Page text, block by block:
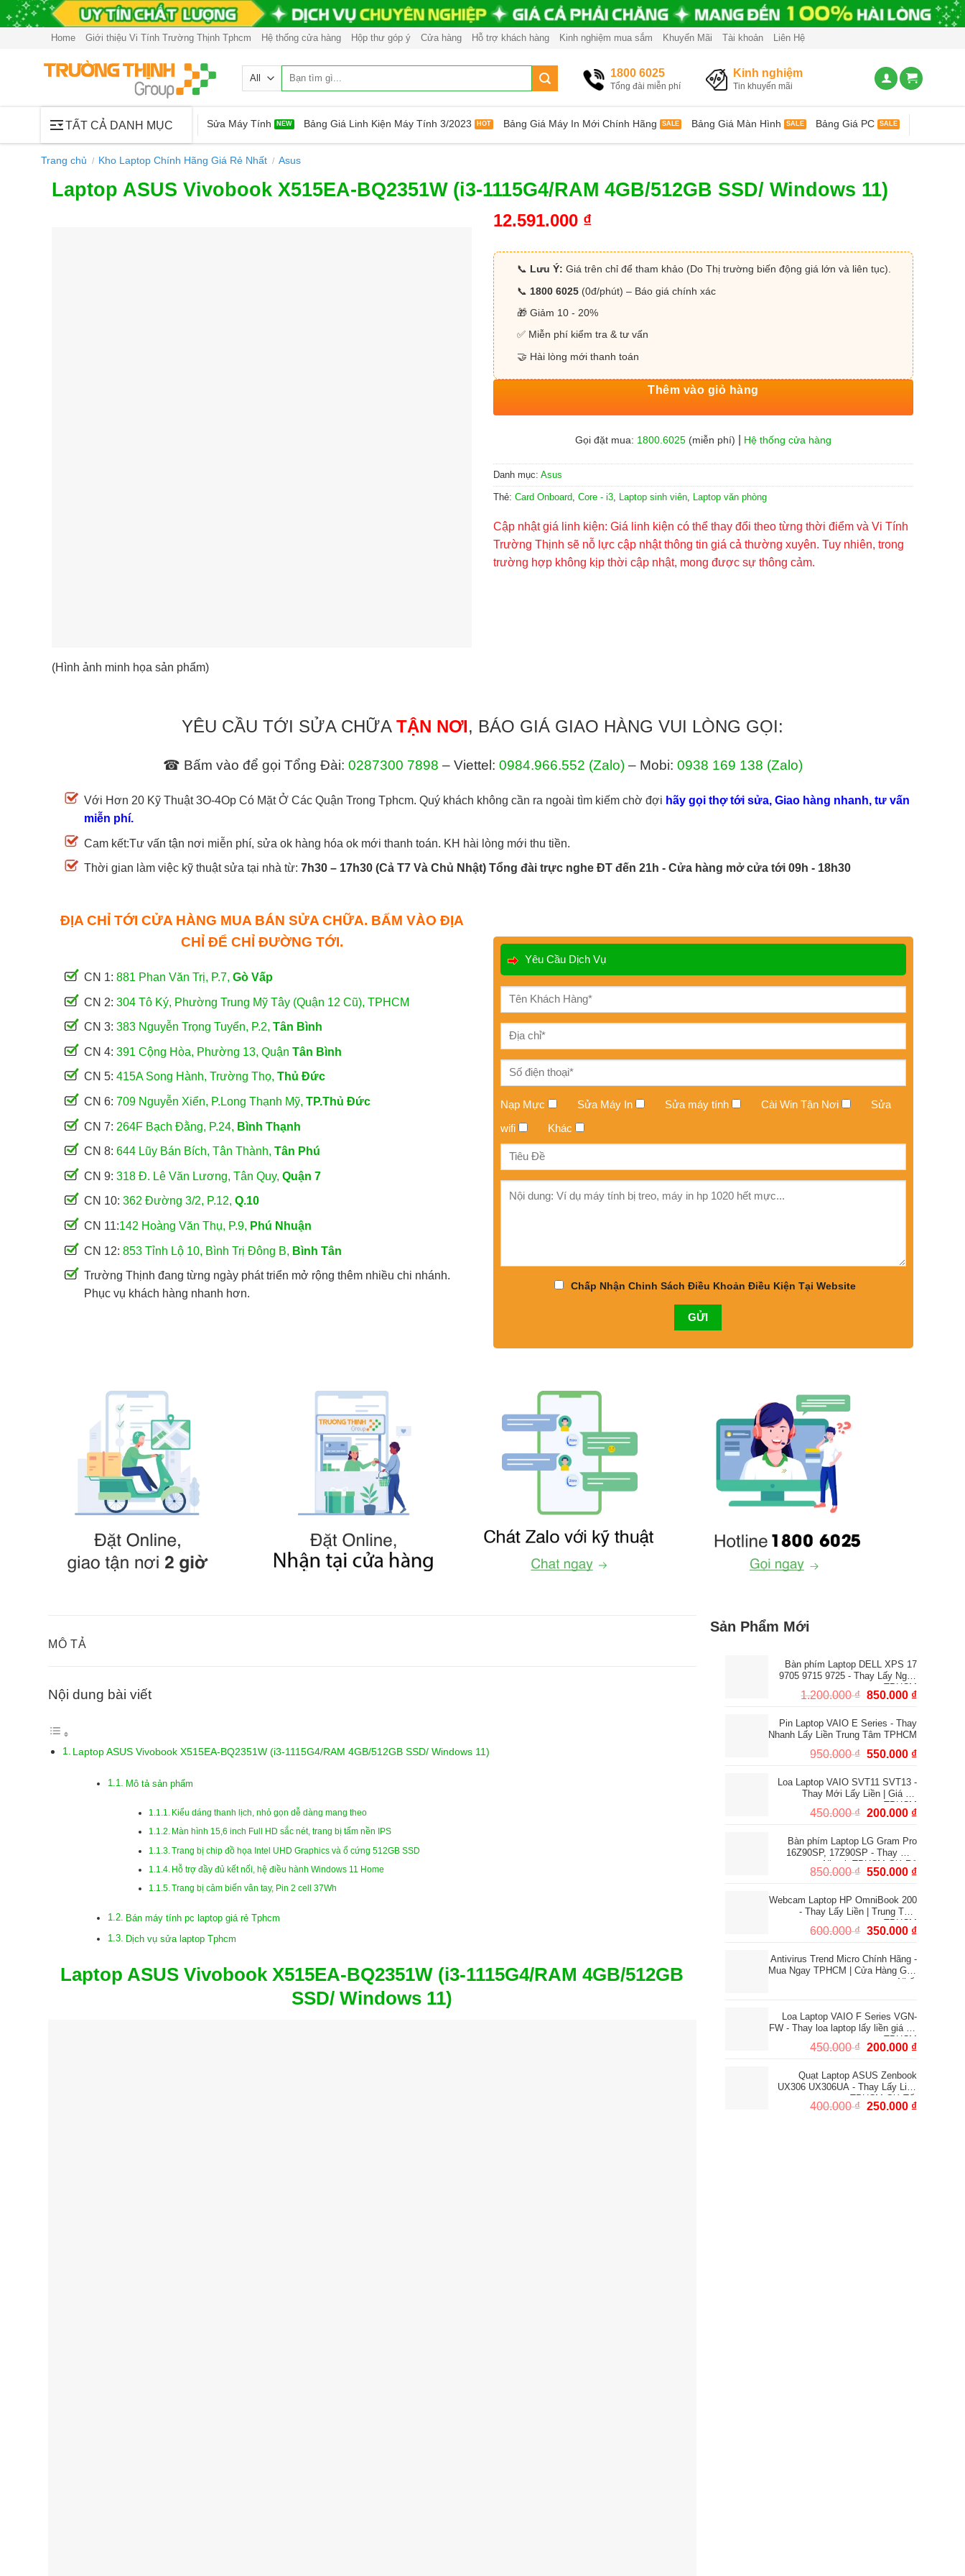
Skip
to
Home Giới thiệu Vi Tính Trường Thịnh Tphcm Hệ thống cửa hàng Hộp thư góp ý Cửa hàng Hỗ trợ khách hàng Kinh nghiệm mua sắm Khuyến Mãi Tài khoản Liên Hệ
kiếm:
1800 6025
Tổng đài miễn phí
Kinh nghiệm
Tin khuyến mãi
TẤT CẢ DANH MỤC Sửa Máy Tính Bảng Giá Linh Kiện Máy Tính 3/2023 Bảng Giá Máy In Mới Chính Hãng Bảng Giá Màn Hình Bảng Giá PC
Trang chủ / Kho Laptop Chính Hãng Giá Rẻ Nhất / Asus
Laptop ASUS Vivobook X515EA-BQ2351W (i3-1115G4/RAM 4GB/512GB SSD/ Windows 11)
(Hình ảnh minh họa sản phẩm)
12.591.000 ₫
📞 Lưu Ý: Giá trên chỉ để tham khảo (Do Thị trường biến động giá lớn và liên tục).
📞 1800 6025 (0đ/phút) – Báo giá chính xác
🎁 Giảm 10 - 20%
✅ Miễn phí kiểm tra & tư vấn
🤝 Hài lòng mới thanh toán
Thêm vào giỏ hàng
Gọi đặt mua: 1800.6025 (miễn phí) Hệ thống cửa hàng
Danh mục: Asus
Thẻ: Card Onboard Core - i3 Laptop sinh viên Laptop văn phòng
Cập nhật giá linh kiện: Giá linh kiện có thể thay đổi theo từng thời điểm và Vi Tính
Trường Thịnh sẽ nỗ lực cập nhật thông tin giá cả thường xuyên. Tuy nhiên, trong
trường hợp không kịp thời cập nhật, mong được sự thông cảm.
YÊU CẦU TỚI SỬA CHỮA TẬN NƠI, BÁO GIÁ GIAO HÀNG VUI LÒNG GỌI:
☎ Bấm vào để gọi Tổng Đài: 0287300 7898 – Viettel: 0984.966.552 (Zalo)– Mobi: 0938 169 138 (Zalo)
Với Hơn 20 Kỹ Thuật 3O-4Op Có Mặt Ở Các Quận Trong Tphcm. Quý khách không cần ra ngoài tìm kiếm chờ đợi hãy gọi thợ tới sửa, Giao hàng nhanh, tư vấn
miễn phí.
Cam kết:Tư vấn tận nơi miễn phí, sửa ok hàng hóa ok mới thanh toán. KH hài lòng mới thu tiền.
Thời gian làm việc kỹ thuật sửa tại nhà từ: 7h30 – 17h30 (Cả T7 Và Chủ Nhật) Tổng đài trực nghe ĐT đến 21h - Cửa hàng mở cửa tới 09h - 18h30
ĐỊA CHỈ TỚI CỬA HÀNG MUA BÁN SỬA CHỮA. BẤM VÀO ĐỊA
CHỈ ĐỂ CHỈ ĐƯỜNG TỚI.
CN 1: 881 Phan Văn Trị, P.7, Gò Vấp
CN 2: 304 Tô Ký, Phường Trung Mỹ Tây (Quận 12 Cũ), TPHCM
CN 3: 383 Nguyễn Trọng Tuyển, P.2, Tân Bình
CN 4: 391 Cộng Hòa, Phường 13, Quận Tân Bình
CN 5: 415A Song Hành, Trường Thọ, Thủ Đức
CN 6: 709 Nguyễn Xiển, P.Long Thạnh Mỹ, TP.Thủ Đức
CN 7: 264F Bạch Đằng, P.24, Bình Thạnh
CN 8: 644 Lũy Bán Bích, Tân Thành, Tân Phú
CN 9: 318 Đ. Lê Văn Lương, Tân Quy, Quận 7
CN 10: 362 Đường 3/2, P.12, Q.10
CN 11:142 Hoàng Văn Thụ, P.9, Phú Nhuận
CN 12: 853 Tỉnh Lộ 10, Bình Trị Đông B, Bình Tân
Trường Thịnh đang từng ngày phát triển mở rộng thêm nhiều chi nhánh.
Phục vụ khách hàng nhanh hơn.
Yêu Cầu Dịch Vụ
Nạp Mực Sửa Máy In Sửa máy tính Cài Win Tận Nơi
Sửa
wifi
Khác
Chấp Nhận Chinh Sách Điều Khoản Điều Kiện Tại Website
MÔ TẢ
Nội dung bài viết
Laptop ASUS Vivobook X515EA-BQ2351W (i3-1115G4/RAM 4GB/512GB SSD/ Windows 11)
Mô tả sản phẩm
Kiểu dáng thanh lịch, nhỏ gọn dễ dàng mang theo
Màn hình 15,6 inch Full HD sắc nét, trang bị tấm nền IPS
Trang bị chip đồ họa Intel UHD Graphics và ổ cứng 512GB SSD
Hỗ trợ đầy đủ kết nối, hệ điều hành Windows 11 Home
Trang bị cảm biến vân tay, Pin 2 cell 37Wh
Bán máy tính pc laptop giá rẻ Tphcm
Dịch vụ sửa laptop Tphcm
Laptop ASUS Vivobook X515EA-BQ2351W (i3-1115G4/RAM 4GB/512GB
SSD/ Windows 11)
Sản Phẩm Mới
Bàn phím Laptop DELL XPS 17
9705 9715 9725 - Thay Lấy Ngay
TPHCM
1.200.000₫ Giá
là:
1.200.000 ₫.
850.000 ₫Giá
tại
850.000
Pin Laptop VAIO E Series - Thay
Nhanh Lấy Liền Trung Tâm TPHCM
950.000₫ Giá
là:
950.000 ₫.
550.000 ₫Giá
tại
550.000
Loa Laptop VAIO SVT11 SVT13 -
Thay Mới Lấy Liền | Giá Rẻ
TPHCM
450.000₫ Giá
là:
450.000 ₫.
200.000 ₫Giá
tại
200.000
Bàn phím Laptop LG Gram Pro
16Z90SP, 17Z90SP - Thay Mới
Nhanh TPHCM Giá Rẻ
850.000₫ Giá
là:
850.000 ₫.
550.000 ₫Giá
tại
550.000
Webcam Laptop HP OmniBook 200
- Thay Lấy Liền | Trung Tâm
TPHCM
600.000₫ Giá
là:
600.000 ₫.
350.000 ₫Giá
tại
Antivirus Trend Micro Chính Hãng -
Mua Ngay TPHCM | Cửa Hàng Gần
Nhất
Loa Laptop VAIO F Series VGN-
FW - Thay loa laptop lấy liền giá tốt
TPHCM
450.000₫ Giá
là:
450.000 ₫.
200.000 ₫Giá
tại
200.000
Quạt Laptop ASUS Zenbook
UX306 UX306UA - Thay Lấy Liền
TPHCM Giá Tốt
400.000₫ Giá
250.000 ₫Giá